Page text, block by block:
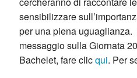
sensibilizzare
per una piena
messaggio sulla Giornata
Bachelet, fare clicqui. Per